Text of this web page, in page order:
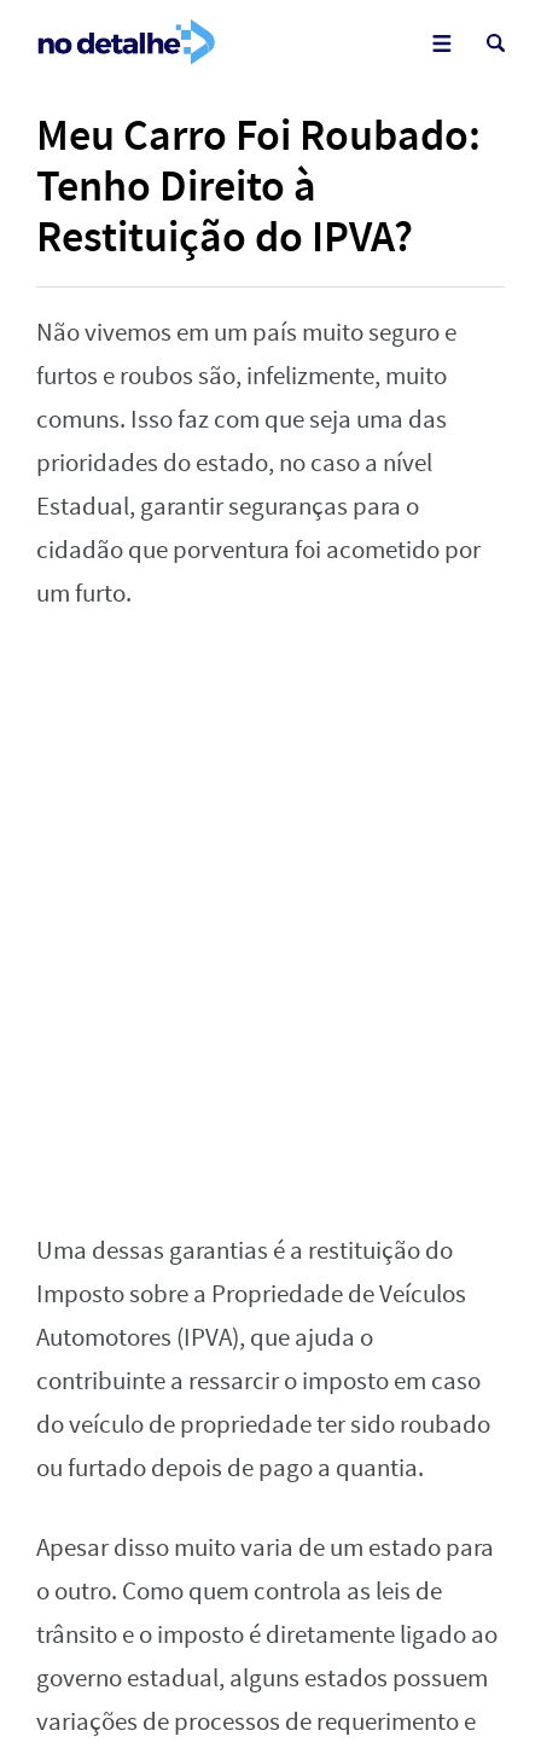
Meu Carro Foi Roubado:
Tenho Direito à
Restituição do IPVA?
Não vivemos em um país muito seguro e
furtos e roubos são, infelizmente, muito
comuns. Isso faz com que seja uma das
prioridades do estado, no caso a nível
Estadual, garantir seguranças para o
cidadão que porventura foi acometido por
um furto.
Uma dessas garantias é a restituição do
Imposto sobre a Propriedade de Veículos
Automotores (IPVA), que ajuda o
contribuinte a ressarcir o imposto em caso
do veículo de propriedade ter sido roubado
ou furtado depois de pago a quantia.
Apesar disso muito varia de um estado para
o outro. Como quem controla as leis de
trânsito e o imposto é diretamente ligado ao
governo estadual, alguns estados possuem
variações de processos de requerimento e